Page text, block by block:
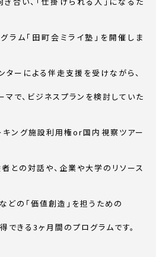
ラム「田町会ミライ塾」を開催しま
ーによる伴走支援を受けながら、
で、ビジネスプランを検討していた
キング施設利用権or国内視察ツアー
との対話や、企業や大学のリソース
の「価値創造」を担うための
できる3ヶ月間のプログラムです。